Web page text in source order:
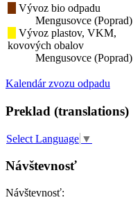
Vývoz bio odpadu
Mengusovce (Poprad)
Vývoz plastov, VKM,
kovových obalov
Mengusovce (Poprad)
Kalendár zvozu odpadu
Preklad (translations)
Select Language ▼
Návštevnosť
Návštevnosť: